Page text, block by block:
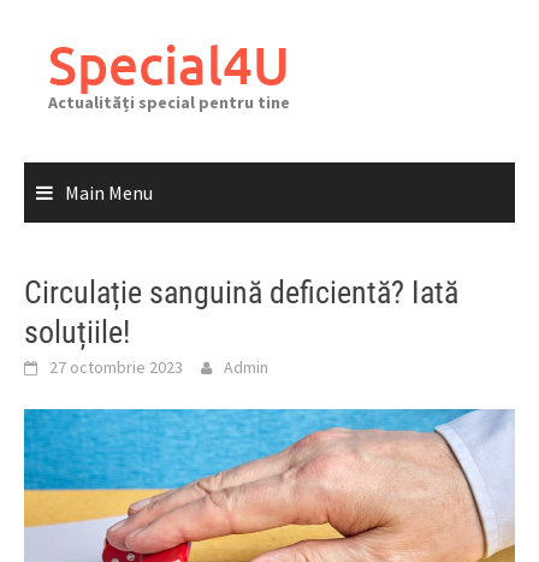
contentSpecial4U
Actualități special pentru tine
Main Menu
Circulație sanguină deficientă? Iată
soluțiile!
27 octombrie 2023 Admin